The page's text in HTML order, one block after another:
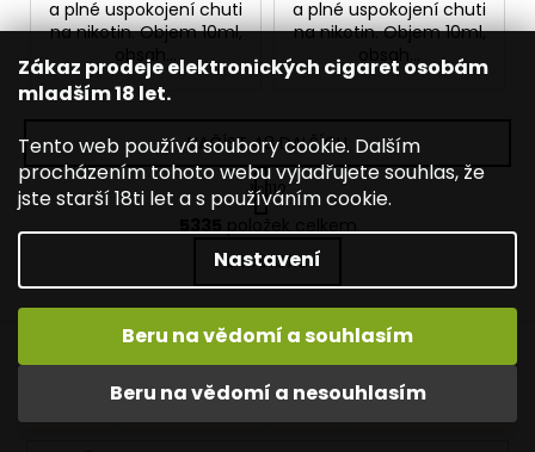
Zákaz prodeje elektronických cigaret osobám
mladším 18 let.
Tento web používá soubory cookie. Dalším
procházením tohoto webu vyjadřujete souhlas, že
jste starší 18ti let a s používáním cookie.
Nastavení
Beru na vědomí a nesouhlasím
Beru na vědomí a souhlasím
Vítejte ve světě INNOKIN. Nabízíme Vám to nejlepší ze světa
vapingu. DORUČENÍ ZDARMA nad 1000,- kč / 50 EURO!
a plné uspokojení chuti
na nikotin. Objem 10ml,
obsah...
a plné uspokojení chuti
na nikotin. Objem 10ml,
obsah...
O
v
l
á
d
a
c
í
p
NAČÍST 48 DALŠÍCH
S
t
n
k
o
v
á
n
í
1
112
5335položek celkem
NAHORU
á
a
Odebírat newsletter
Nezmeškejte žádné novinky či slevy!